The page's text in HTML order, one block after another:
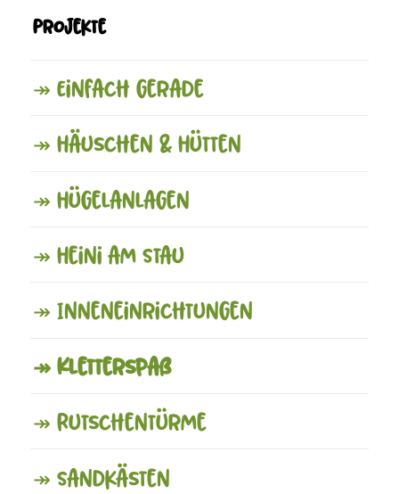
Projekte
↠ Einfach gerade
↠ Häuschen & Hütten
↠ Hügelanlagen
↠ Heini am Stau
↠ Inneneinrichtungen
↠ Kletterspaß
↠ Rutschentürme
↠ Sandkästen